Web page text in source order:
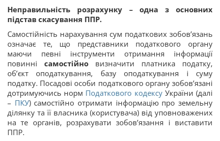
Неправильність розрахунку – одна з основних
підстав скасування ППР.
Самостійність нарахування сум податкових зобов’язань
означає те, що представники податкового органу
маючи певні інструменти отримання інформації
повинні самостійно визначити платника податку,
об’єкт оподаткування, базу оподаткування і суму
податку. Посадові особи податкового органу зобов’язані
дотримуючись норм Податкового кодексуУкраїни (далі
– ПКУ) самостійно отримати інформацію про земельну
ділянку та її власника (користувача) від уповноважених
на те органів, розрахувати зобов’язання і виставити
ППР.